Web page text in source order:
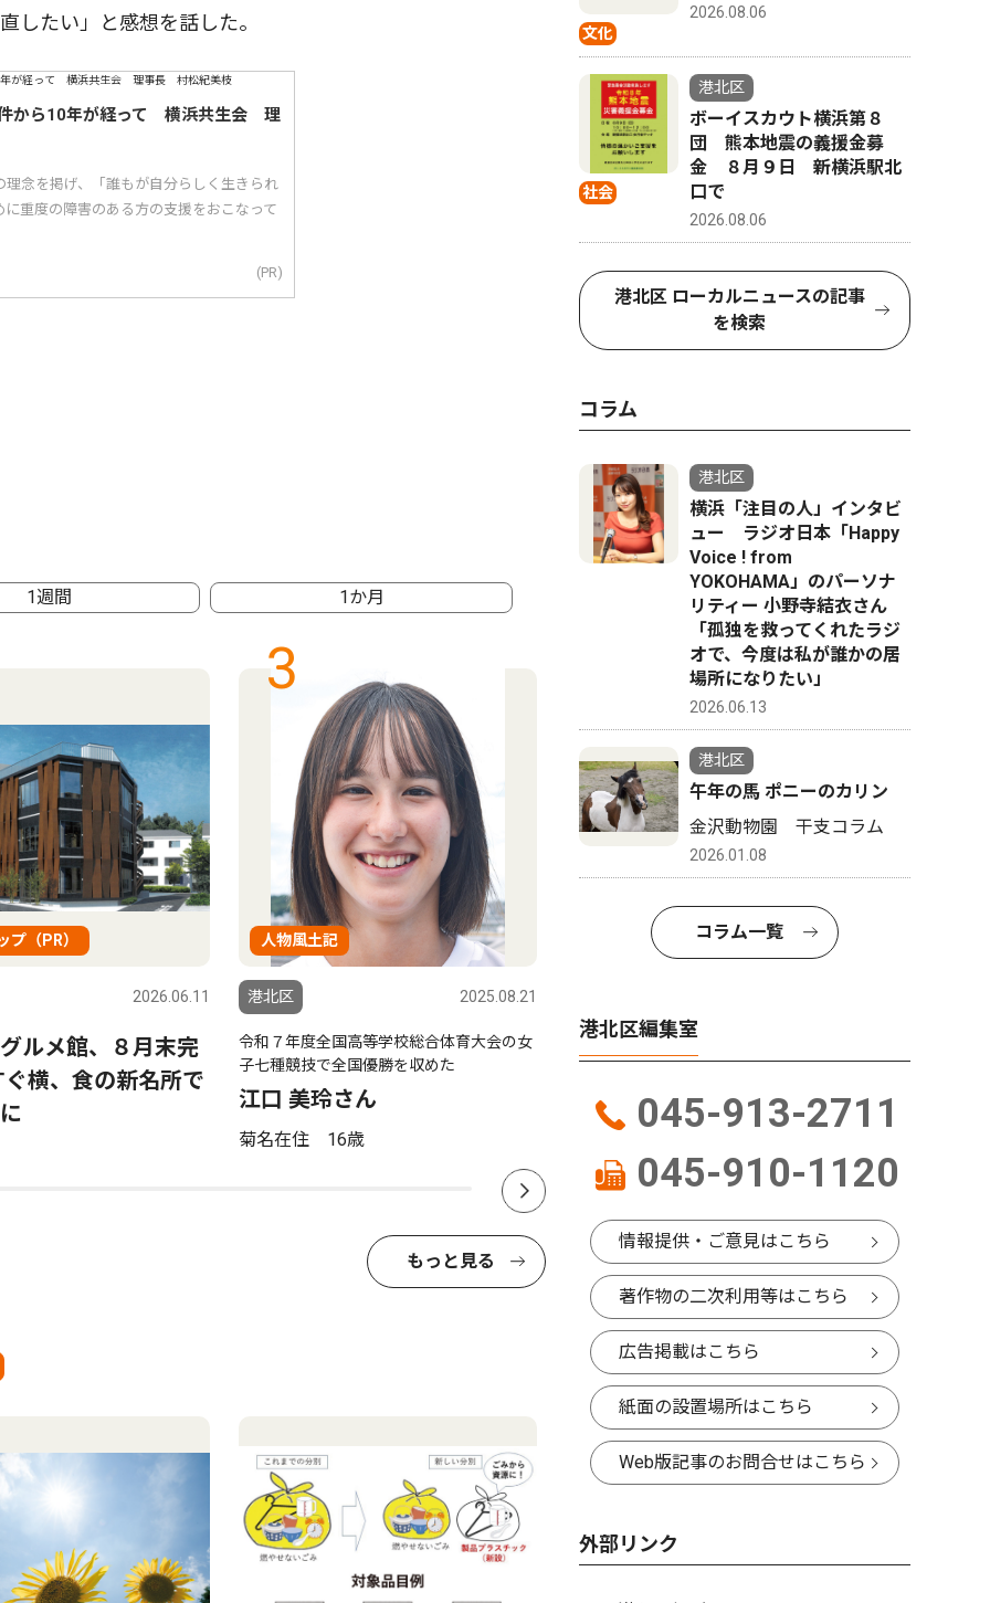
したい」と感想を話した。
から10年が経って 横浜共生会 理
理念を掲げ、「誰もが自分らしく生きられ
重度の障害のある方の支援をおこなって
(PR)
1週間 1か月
プ（PR）
2026.06.11
ルメ館、８月末完
横、食の新名所で
3
人物風土記
港北区 2025.08.21
令和７年度全国高等学校総合体育大会の女
子七種競技で全国優勝を収めた
江口 美玲さん
菊名在住 16歳
トップニュース 文化
大倉山在住畠田心珠さん 毎
かんだ栄冠
もっと見る
文化
2026.08.06
社会
港北区
ボーイスカウト横浜第８
団 熊本地震の義援金募
金 ８月９日 新横浜駅北
口で
2026.08.06
港北区 ローカルニュースの記事
を検索
コラム
港北区
横浜「注目の人」インタビ
ュー ラジオ日本「Happy
Voice ! from
YOKOHAMA」のパーソナ
リティー 小野寺結衣さん
「孤独を救ってくれたラジ
オで、今度は私が誰かの居
場所になりたい」
2026.06.13
港北区
午年の馬 ポニーのカリン
金沢動物園 干支コラム
2026.01.08
コラム一覧
港北区編集室
045-913-2711
045-910-1120
情報提供・ご意見はこちら
著作物の二次利用等はこちら
広告掲載はこちら
紙面の設置場所はこちら
Web版記事のお問合せはこちら
外部リンク